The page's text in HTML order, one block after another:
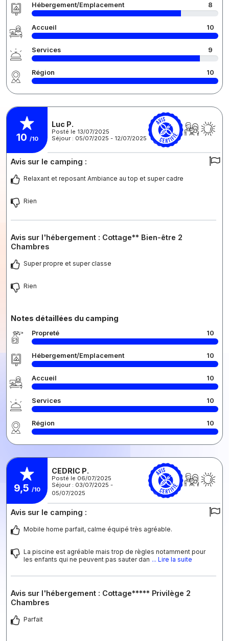
Hébergement/Emplacement 8
Accueil 10
Services 9
Région 10
10 /10
Luc P.
Posté le 13/07/2025
Séjour : 05/07/2025 - 12/07/2025
Avis sur le camping :
Relaxant et reposant Ambiance au top et super cadre
Rien
Avis sur l'hébergement : Cottage** Bien-être 2
Chambres
Super propre et super classe
Rien
Notes détaillées du camping
Propreté 10
Hébergement/Emplacement 10
Accueil 10
Services 10
Région 10
9,5 /10
CEDRIC P.
Posté le 06/07/2025
Séjour : 03/07/2025 -
05/07/2025
Avis sur le camping :
Mobile home parfait, calme équipé très agréable.
La piscine est agréable mais trop de règles notamment pour
les enfants qui ne peuvent pas sauter dan ... Lire la suite
Avis sur l'hébergement : Cottage***** Privilège 2
Chambres
Parfait